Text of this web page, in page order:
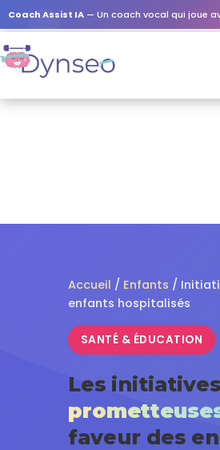
Coach Assist IA — Un coach vocal qui joue avec vos
Accueil / Enfants /
enfants hospitalisés
SANTÉ & ÉDUCATION
Les initiatives
faveur des